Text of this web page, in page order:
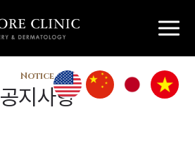
센텀 성형외과
여성성형
센텀코어의
해운대가슴성형
센텀코어의원
부산해운대
탈모 줄기세포
센텀코어의원
Notice
공지사항